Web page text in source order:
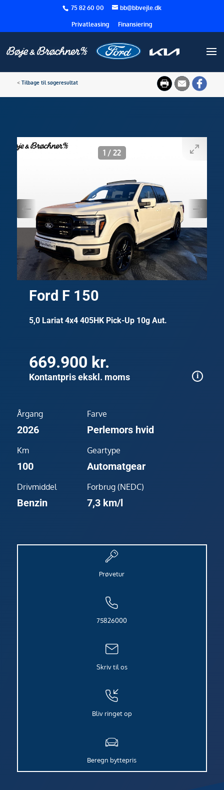
75 82 60 00 bb@bbvejle.dk
Privatleasing Finansiering
< Tilbage til søgeresultat
1/ 22
Ford F 150
5,0 Lariat 4x4 405HK Pick-Up 10g Aut.
669.900 kr.
Kontantpris ekskl. moms
Årgang
2026
Farve
Perlemors hvid
Km
100
Geartype
Automatgear
Drivmiddel
Benzin
Forbrug (NEDC)
7,3 km/l
Prøvetur
75826000
Skriv til os
Bliv ringet op
Beregn byttepris